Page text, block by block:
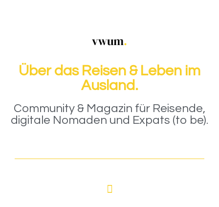
Über das Reisen & Leben im
Ausland.
Community & Magazin für Reisende,
digitale Nomaden und Expats (to be).